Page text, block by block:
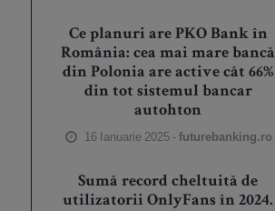
Ce planuri are PKO Bank în
România: cea mai mare bancă
din Polonia are active cât 66%
din tot sistemul bancar
autohton
16 Ianuarie 2025 -futurebanking.ro
Sumă record cheltuită de
utilizatorii OnlyFans în 2024.